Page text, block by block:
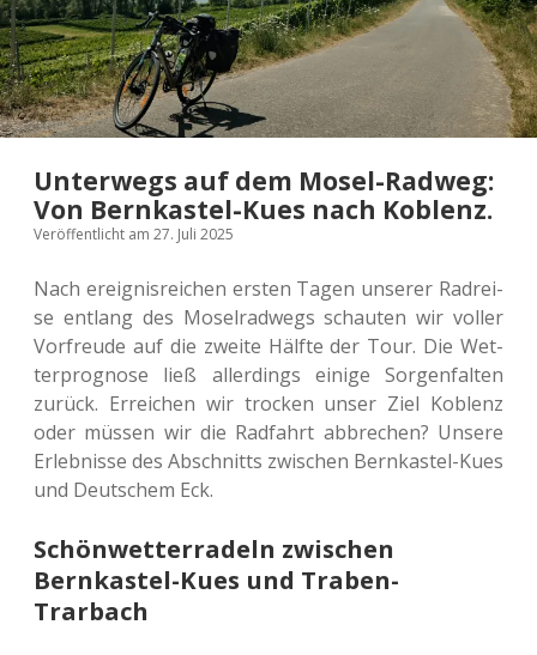
Unterwegs auf dem Mosel-Radweg:
Von Bernkastel-Kues nach Koblenz.
Veröffentlicht am 27. Juli 2025
Nach ereig­nis­rei­chen ersten Tagen unse­rer Rad­rei­
se ent­lang des Mosel­rad­wegs schau­ten wir voller
Vor­freu­de auf die zweite Hälfte der Tour. Die Wet­
ter­pro­gno­se ließ aller­dings einige Sor­gen­fal­ten
zurück. Errei­chen wir tro­cken unser Ziel Koblenz
oder müssen wir die Rad­fahrt abbre­chen? Unsere
Erleb­nis­se des Abschnitts zwi­schen Bern­kas­tel-Kues
und Deut­schem Eck.
Schönwetterradeln zwischen
Bernkastel-Kues und Traben-
Trarbach